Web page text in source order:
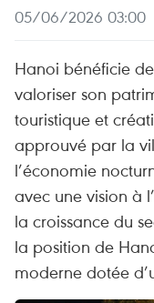
05/06/2026 03:00
Hanoi bénéficie
valoriser son
touristique et
approuvé par la
l’économie
avec une vision à
la croissance du
la position de
moderne dotée